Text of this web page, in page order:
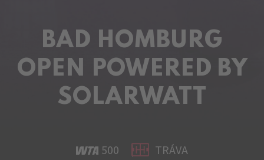
BAD HOMBURG
OPEN POWERED BY
SOLARWATT
500
TRÁVA